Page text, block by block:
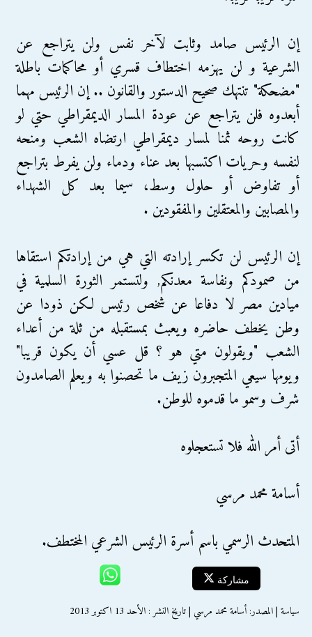
إن الرئيس صامد وثابت لآخر نفس ولن يتراجع عن
الشرعية و لن يهزمه اختطاف قسري أو محاكمات باطلة
"مضحكة" تنتهك صحيح الدستور والقانون .. إن الرئيس مهما
أبعدوه فلن يتراجع عن عودة المسار الديمقراطي حتي لو
كانت روحه ثمنا لمسار ديمقراطي ارتضاه الشعب ومنحه
لنفسه وحريات اكتسبها بعد عناء ودماء ولن يفرط بتراجع
أو تفاوض أو حلول وسط، سيما بعد كل الشهداء
والمصابين والمعتقلين والمفقودين .
إن الرئيس لن تكسر إرادته التي هي من إرادتكم استقاها
من صمودكم ونفاسة معدنكم, ولتستمر الثورة السلمية في
ميادين مصر لا دفاعا عن شخص رئيس لكن ذودا عن
وطن يخطف حاضره ويعبث بمستقبله من ثلة من أعداء
الشعب "ويقولون متي هو ؟ قل عسي أن يكون قريبا"
ويومها سيعي المتجبرون زيف ما تحصنوا به ويعلم الصامدون
شرف وسمو ما قدموه للوطن.
أتى أمر الله فلا تستعجلوه
أسامة محمد مرسي
المتحدث الرسمي باسم أسرة الرئيس الشرعي المختطف.
مشاركة
سياسة | المصدر: أسامة محمد مرسي | تاريخ النشر : الأحد 13 اكتوبر 2013